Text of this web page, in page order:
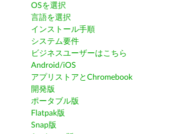
OSを選択
言語を選択
インストール手順
システム要件
ビジネスユーザーはこちら
Android/iOS
アプリストアとChromebook
開発版
ポータブル版
Flatpak版
Snap版